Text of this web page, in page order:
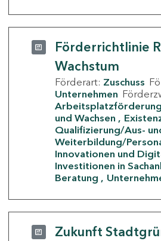
Förderrichtlinie
Wachstum
Förderart: Zuschuss
Unternehmen
Arbeitsplatzförderung
und Wachsen
Qualifizierung/Aus-
Weiterbildung/
Innovationen und
Investitionen in
Beratung
Zukunft